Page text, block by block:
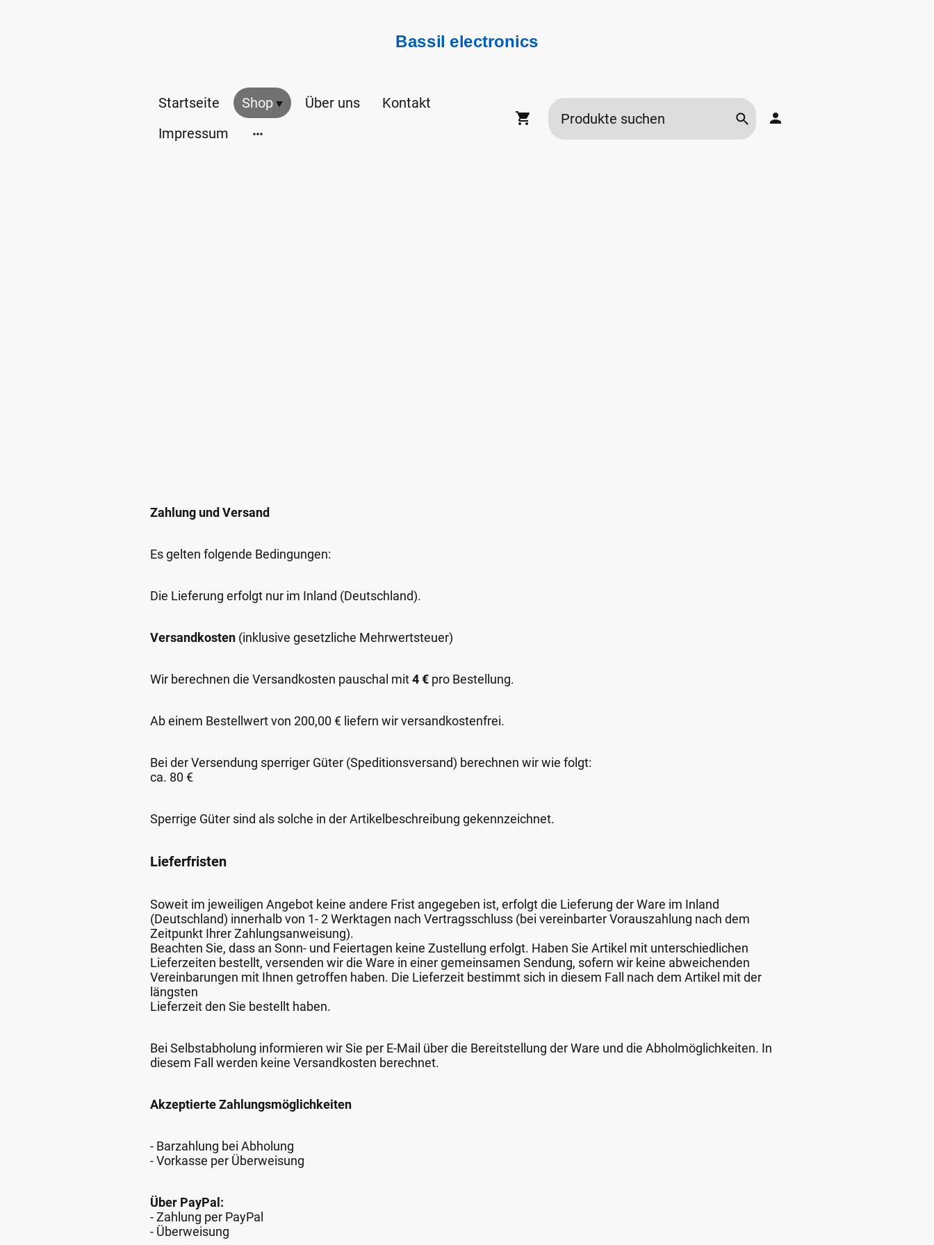
Bassil electronics
Startseite Shop Über uns
Kontakt
Impressum
Zahlung und Versand
Es gelten folgende Bedingungen:
Die Lieferung erfolgt nur im Inland (Deutschland).
Versandkosten (inklusive gesetzliche Mehrwertsteuer)
Wir berechnen die Versandkosten pauschal mit4 € pro Bestellung.
Ab einem Bestellwert von 200,00 € liefern wir versandkostenfrei.
Bei der Versendung sperriger Güter (Speditionsversand) berechnen wir wie folgt:
ca. 80 €
Sperrige Güter sind als solche in der Artikelbeschreibung gekennzeichnet.
Lieferfristen
Soweit im jeweiligen Angebot keine andere Frist angegeben ist, erfolgt die Lieferung der Ware im Inland
(Deutschland) innerhalb von 1- 2 Werktagen nach Vertragsschluss (bei vereinbarter Vorauszahlung nach dem
Zeitpunkt Ihrer Zahlungsanweisung).
Beachten Sie, dass an Sonn- und Feiertagen keine Zustellung erfolgt. Haben Sie Artikel mit unterschiedlichen
Lieferzeiten bestellt, versenden wir die Ware in einer gemeinsamen Sendung, sofern wir keine abweichenden
Vereinbarungen mit Ihnen getroffen haben. Die Lieferzeit bestimmt sich in diesem Fall nach dem Artikel mit der
längsten
Lieferzeit den Sie bestellt haben.
Bei Selbstabholung informieren wir Sie per E-Mail über die Bereitstellung der Ware und die Abholmöglichkeiten. In
diesem Fall werden keine Versandkosten berechnet.
Akzeptierte Zahlungsmöglichkeiten
- Barzahlung bei Abholung
- Vorkasse per Überweisung
Über PayPal:
- Zahlung per PayPal
- Überweisung